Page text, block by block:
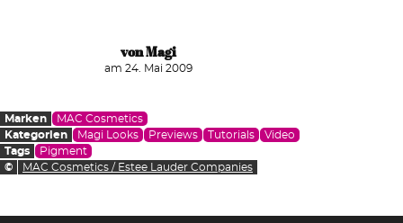
von Magi
am 24. Mai 2009
Marken
MAC Cosmetics
Kategorien
Magi Looks Previews Tutorials
Video
Tags
Pigment
©
MAC Cosmetics / Estee Lauder Companies